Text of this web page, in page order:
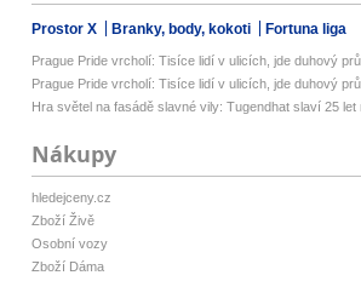
Prostor X Branky, body, kokoti Fortuna liga
Prague Pride vrcholí: Tisíce lidí v ulicích, jde duhový
Prague Pride vrcholí: Tisíce lidí v ulicích, jde duhový
Hra světel na fasádě slavné vily: Tugendhat slaví 25 let
Nákupy
hledejceny.cz
Zboží Živě
Osobní vozy
Zboží Dáma